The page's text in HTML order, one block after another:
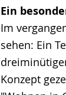
Ein
Im
sehen: Ein
Konzept